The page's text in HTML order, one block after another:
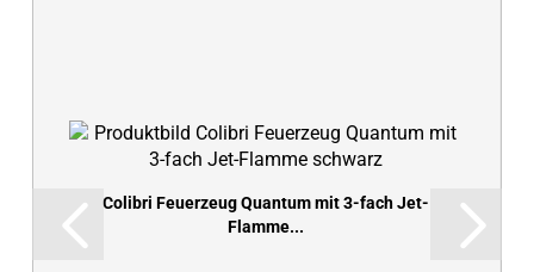
Colibri Feuerzeug Quantum mit 3-fach Jet-
Flamme...